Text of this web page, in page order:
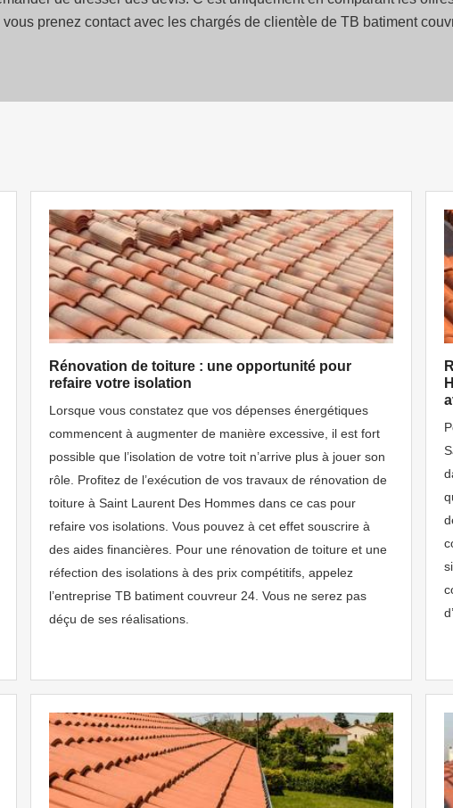
prenez contact avec les chargés de clientèle de TB batiment
Rénovation de toiture : une opportunité pour
refaire votre isolation
Lorsque vous constatez que vos dépenses énergétiques
commencent à augmenter de manière excessive, il est fort
possible que l’isolation de votre toit n’arrive plus à jouer son
rôle. Profitez de l’exécution de vos travaux de rénovation de
toiture à Saint Laurent Des Hommes dans ce cas pour
refaire vos isolations. Vous pouvez à cet effet souscrire à
des aides financières. Pour une rénovation de toiture et une
réfection des isolations à des prix compétitifs, appelez
l’entreprise TB batiment couvreur 24. Vous ne serez pas
déçu de ses réalisations.